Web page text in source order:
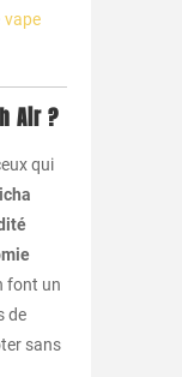
vape
Air ?
qui
font un
de
sans